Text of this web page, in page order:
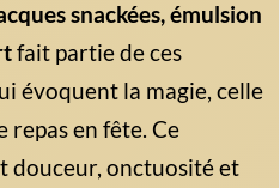
snackées, émulsion
fait partie de ces
évoquent la magie, celle
en fête. Ce
douceur, onctuosité et